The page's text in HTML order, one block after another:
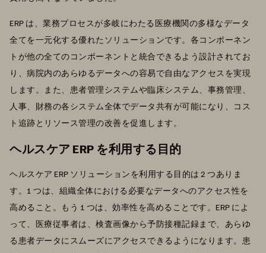
ERP は、業務プロセスが多岐にわたる医療機関の多様なデータ
全てを一元化する優れたソリューションです。各コンポーネン
トが他の全てのコンポーネントと統合できるよう設計されてお
り、病院内のあらゆるデータへの容易で自由なアクセスを実現
します。また、患者管理システムや臨床システム、事務管理、
人事、財務の各システム全体でデータ共有が可能になり、コス
ト追跡とリソース管理の改善を促進します。
ヘルスケア ERP を利用する目的
ヘルスケア ERP ソリューションを利用する目的は 2 つありま
す。1 つは、組織全体における必要なデータへのアクセス性を
高めること。もう 1 つは、効率性を高めることです。ERP によ
って、医療従事者は、検査画像から予防接種記録まで、あらゆ
る患者データにスムーズにアクセスできるようになります。患